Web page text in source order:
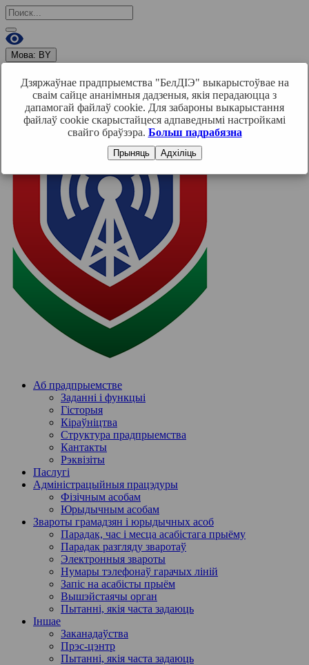
Мова: BY
Увайсці
Аб прадпрыемстве
Заданні і функцыі
Гісторыя
Кіраўніцтва
Структура прадпрыемства
Кантакты
Рэквізіты
Паслугi
Адміністрацыйныя працэдуры
Фізічным асобам
Юрыдычным асобам
Звароты грамадзян і юрыдычных асоб
Парадак, час і месца асабістага прыёму
Парадак разгляду зваротаў
Электронныя звароты
Нумары тэлефонаў гарачых ліній
Запіс на асабісты прыём
Вышэйстаячы орган
Пытанні, якія часта задаюць
Іншае
Заканадаўства
Прэс-цэнтр
Пытанні, якія часта задаюць
Дзяржаўнае прадпрыемства "БелДІЭ" выкарыстоўвае на
сваім сайце ананімныя дадзеныя, якія перадаюцца з
дапамогай файлаў cookie. Для забароны выкарыстання
файлаў cookie скарыстайцеся адпаведнымі настройкамі
свайго браўзэра. Больш падрабязна
Прыняць Адхіліць